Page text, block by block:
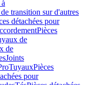
transition sur d'autres
détachées pour
Pièces
de
de
Joints
TuyauxPièces
pour